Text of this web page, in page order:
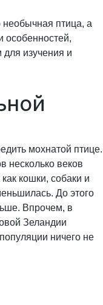
птица, а
особенностей,
изучения и
мохнатой птице.
несколько веков
кошки, собаки и
До этого
Впрочем, в
Зеландии
ничего не